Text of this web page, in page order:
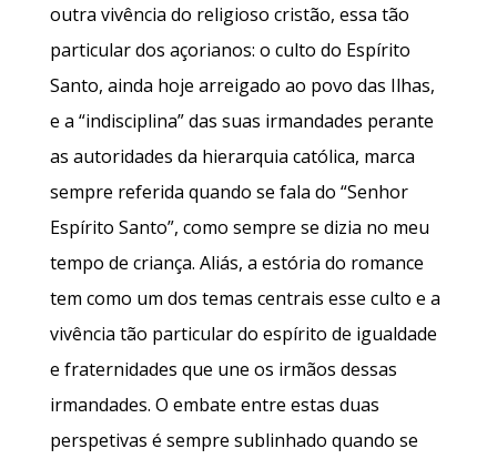
outra vivência do religioso cristão, essa tão
particular dos açorianos: o culto do Espírito
Santo, ainda hoje arreigado ao povo das Ilhas,
e a “indisciplina” das suas irmandades perante
as autoridades da hierarquia católica, marca
sempre referida quando se fala do “Senhor
Espírito Santo”, como sempre se dizia no meu
tempo de criança. Aliás, a estória do romance
tem como um dos temas centrais esse culto e a
vivência tão particular do espírito de igualdade
e fraternidades que une os irmãos dessas
irmandades. O embate entre estas duas
perspetivas é sempre sublinhado quando se